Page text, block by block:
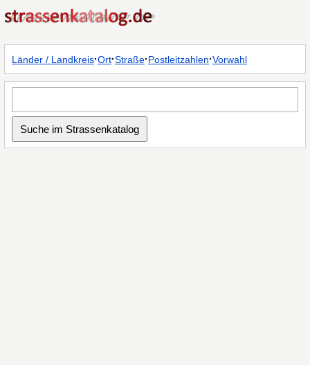
Länder / Landkreis·Ort·Straße·Postleitzahlen·Vorwahl